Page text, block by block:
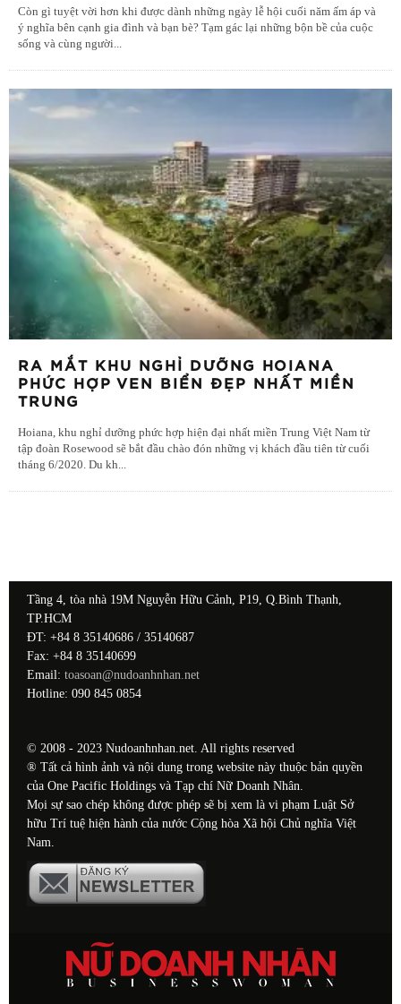
Còn gì tuyệt vời hơn khi được dành những ngày lễ hội cuối năm ấm áp và
ý nghĩa bên cạnh gia đình và bạn bè? Tạm gác lại những bộn bề của cuộc
sống và cùng người...
RA MẮT KHU NGHỈ DƯỠNG HOIANA
PHỨC HỢP VEN BIỂN ĐẸP NHẤT MIỀN
TRUNG
Hoiana, khu nghỉ dưỡng phức hợp hiện đại nhất miền Trung Việt Nam từ
tập đoàn Rosewood sẽ bắt đầu chào đón những vị khách đầu tiên từ cuối
tháng 6/2020. Du kh
Tầng 4, tòa nhà 19M Nguyễn Hữu Cảnh, P19, Q.Bình Thạnh,
TP.HCM
ĐT: +84 8 35140686 / 35140687
Fax: +84 8 35140699
Email: toasoan@nudoanhnhan.net
Hotline: 090 845 0854
© 2008 - 2023 Nudoanhnhan.net. All rights reserved
® Tất cả hình ảnh và nội dung trong website này thuộc bản quyền
của One Pacific Holdings và Tạp chí Nữ Doanh Nhân.
Mọi sự sao chép không được phép sẽ bị xem là vi phạm Luật Sở
hữu Trí tuệ hiện hành của nước Cộng hòa Xã hội Chủ nghĩa Việt
Nam.